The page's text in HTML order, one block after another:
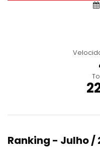
Ranking - Julho /